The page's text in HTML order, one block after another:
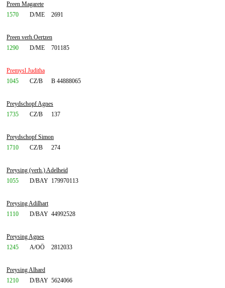
Preen Magarete
1570
D/ME 2691
Preen verh.Oertzen
1290
D/ME 701185
Premysl Juditha
1045
CZ/B B 44888065
Preydschopf Agnes
1735
CZ/B 137
Preydschopf Simon
1710
CZ/B 274
Preysing (verh.) Adelheid
1055
D/BAY 179970113
Preysing Adilhart
1110
D/BAY 44992528
Preysing Agnes
1245
A/OÖ 2812033
Preysing Alhard
1210
D/BAY 5624066